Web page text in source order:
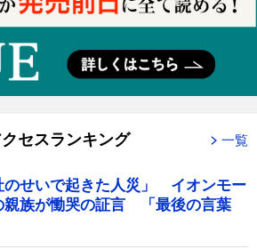
セスランキング 一覧
のせいで起きた人災」 イオンモー
親族が慟哭の証言 「最後の言葉